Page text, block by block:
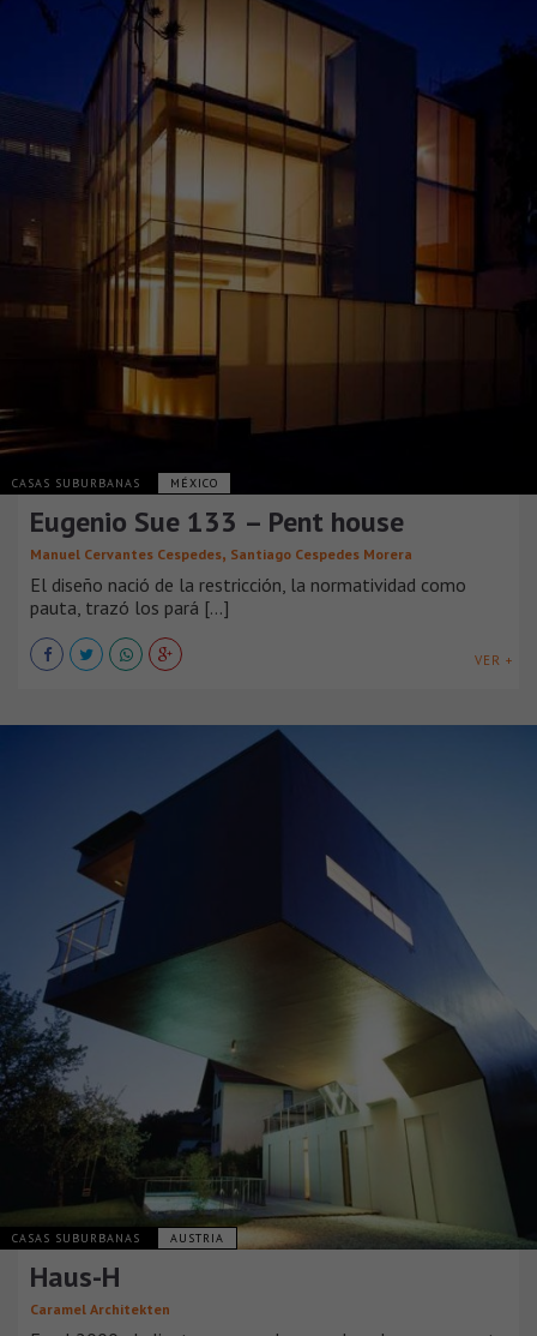
CASAS SUBURBANAS MÉXICO
Eugenio Sue 133 – Pent house
Manuel Cervantes Cespedes, Santiago Cespedes Morera
El diseño nació de la restricción, la normatividad como
pauta, trazó los pará [...]
VER +
CASAS SUBURBANAS AUSTRIA
Haus-H
Caramel Architekten